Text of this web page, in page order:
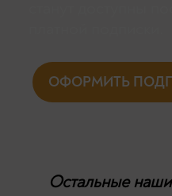
ОФОРМИТЬ
Остальные